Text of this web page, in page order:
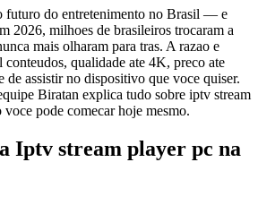
futuro do entretenimento no Brasil — e
2026, milhoes de brasileiros trocaram a
mais olharam para tras. A razao e
qualidade ate 4K, preco ate
de assistir no dispositivo que voce quiser.
Biratan explica tudo sobre iptv stream
pode comecar hoje mesmo.
Iptv stream player pc na